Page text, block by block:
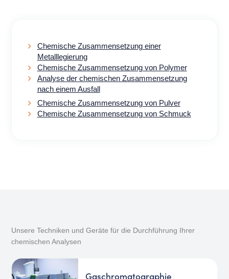
Chemische Zusammensetzung einer
Metalllegierung
Chemische Zusammensetzung von Polymer
Analyse der chemischen Zusammensetzung
nach einem Ausfall
Chemische Zusammensetzung von Pulver
Chemische Zusammensetzung von Schmuck
Unsere Techniken und Geräte für die Durchführung Ihrer
chemischen Analysen
Gaschromatographie